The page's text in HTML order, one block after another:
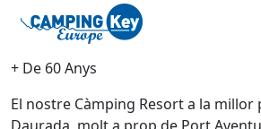
+ De 60 Anys
El nostre Càmping Resort a la millor